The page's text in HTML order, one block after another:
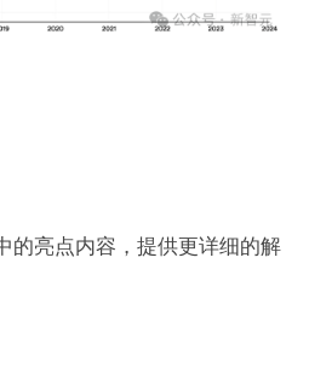
的亮点内容，提供更详细的解